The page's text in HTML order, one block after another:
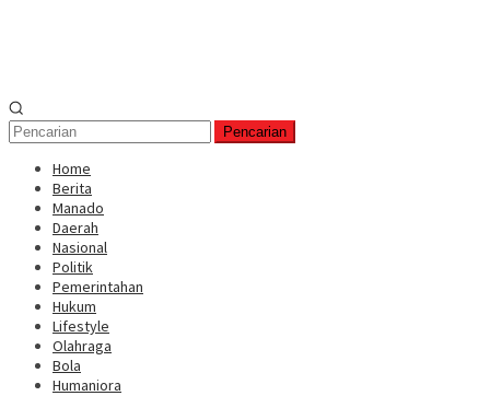
Pencarian
Home
Berita
Manado
Daerah
Nasional
Politik
Pemerintahan
Hukum
Lifestyle
Olahraga
Bola
Humaniora